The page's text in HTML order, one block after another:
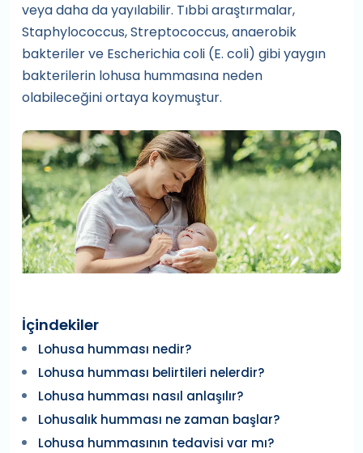
veya daha da yayılabilir. Tıbbi araştırmalar,
Staphylococcus, Streptococcus, anaerobik
bakteriler ve Escherichia coli (E. coli) gibi yaygın
bakterilerin lohusa hummasına neden
olabileceğini ortaya koymuştur.
İçindekiler
Lohusa humması nedir?
Lohusa humması belirtileri nelerdir?
Lohusa humması nasıl anlaşılır?
Lohusalık humması ne zaman başlar?
Lohusa hummasının tedavisi var mı?